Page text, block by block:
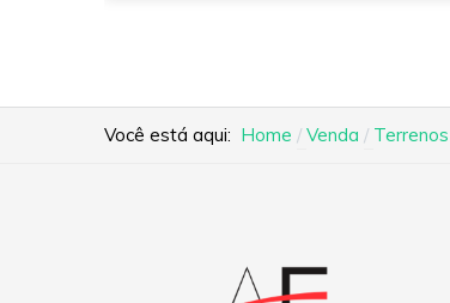
Você está aqui: Home Venda Terrenos